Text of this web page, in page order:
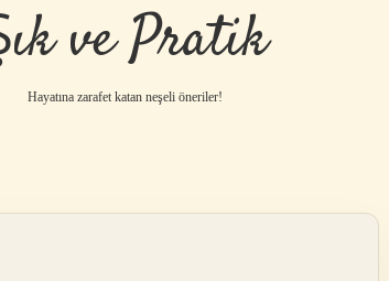
ve Pratik
Hayatına zarafet katan neşeli öneriler!